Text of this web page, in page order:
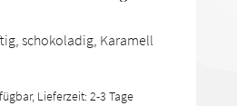
schokoladig, Karamell
Lieferzeit: 2-3 Tage